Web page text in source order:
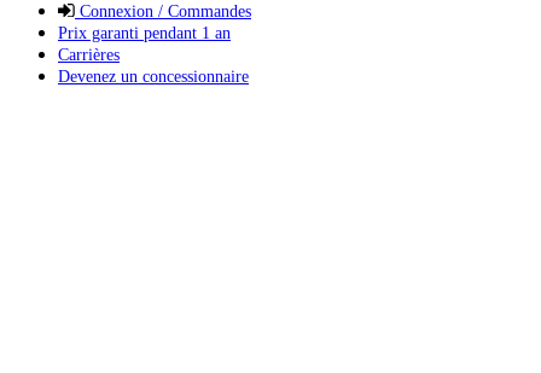
Connexion / Commandes
Prix garanti pendant 1 an
Carrières
Devenez un concessionnaire